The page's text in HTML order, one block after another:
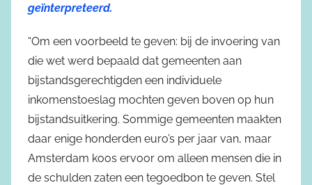
geïnterpreteerd.
“Om een voorbeeld te geven: bij de invoering van
die wet werd bepaald dat gemeenten aan
bijstandsgerechtigden een individuele
inkomenstoeslag mochten geven boven op hun
bijstandsuitkering. Sommige gemeenten maakten
daar enige honderden euro’s per jaar van, maar
Amsterdam koos ervoor om alleen mensen die in
de schulden zaten een tegoedbon te geven. Stel